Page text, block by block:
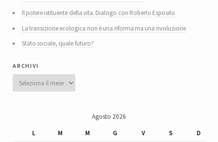
Il potere istituente della vita. Dialogo con Roberto Esposito
La transizione ecologica non è una riforma ma una rivoluzione
Stato sociale, quale futuro?
archivi
Agosto 2026
L
M M G V S D